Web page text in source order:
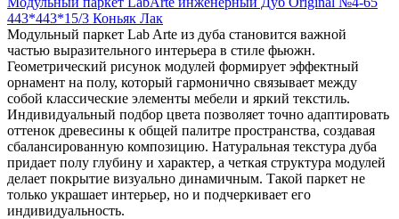
443*443*15/3 Коньяк Лак
Модульный паркет Lab Arte из дуба становится важной
частью выразительного интерьера в стиле фьюжн.
Геометрический рисунок модулей формирует эффектный
орнамент на полу, который гармонично связывает между
собой классические элементы мебели и яркий текстиль.
Индивидуальный подбор цвета позволяет точно адаптировать
оттенок древесины к общей палитре пространства, создавая
сбалансированную композицию. Натуральная текстура дуба
придает полу глубину и характер, а четкая структура модулей
делает покрытие визуально динамичным. Такой паркет не
только украшает интерьер, но и подчеркивает его
индивидуальность.